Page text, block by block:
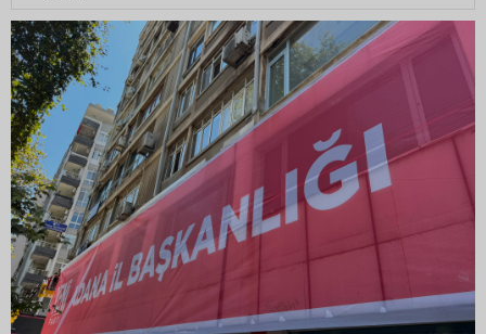
Adana’ya acı haber: Adanalı polis memuru
İstanbul’daki kazada hayatını kaybetti
Feke Belediyesi’nden Çondu Mahallesi’nde yol
çalışması